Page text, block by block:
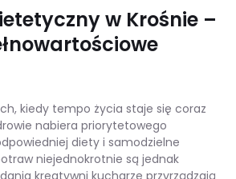
w Krośnie –
kiedy tempo życia staje się coraz
nabiera priorytetowego
diety i samodzielne
niejednokrotnie są jednak
kreatywni kucharze przyrządzają